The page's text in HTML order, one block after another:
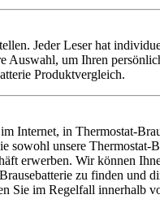
Jeder Leser hat
Auswahl, um Ihren
Produktvergleich.
in Thermostat-
unsere
erwerben. Wir können
zu finden und
Sie im Regelfall innerhalb